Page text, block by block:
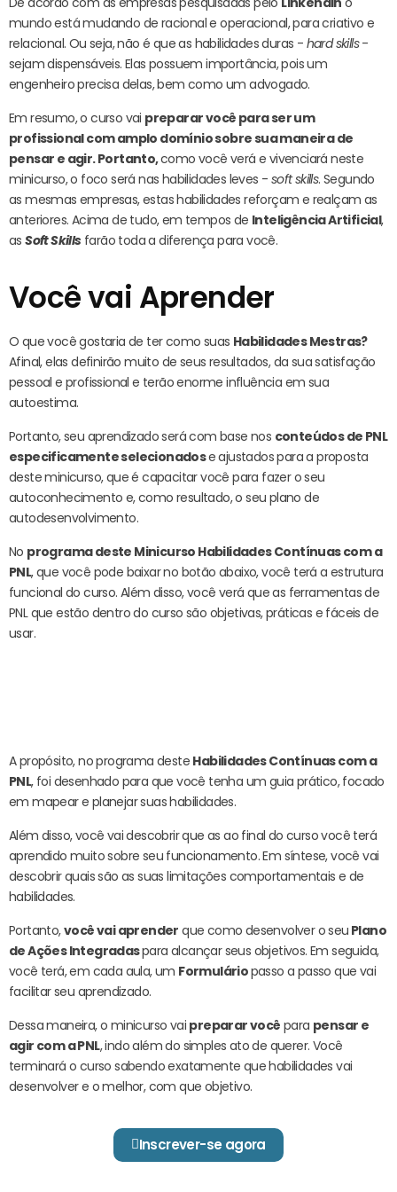
mundo está mudando de racional e operacional, para criativo e
relacional. Ou seja, não é que as habilidades duras - hard skills-
sejam dispensáveis. Elas possuem importância, pois um
engenheiro precisa delas, bem como um advogado.
Em resumo, o curso vai preparar você para ser um
profissional com amplo domínio sobre sua maneira de
pensar e agir. Portanto,como você verá e vivenciará neste
minicurso, o foco será nas habilidades leves - soft skills. Segundo
as mesmas empresas, estas habilidades reforçam e realçam as
anteriores. Acima de tudo, em tempos de Inteligência Artificial,
asSoft Skillsfarão toda a diferença para você.
Você vai Aprender
O que você gostaria de ter como suas Habilidades Mestras?
Afinal, elas definirão muito de seus resultados, da sua satisfação
pessoal e profissional e terão enorme influência em sua
autoestima.
Portanto, seu aprendizado será com base nos conteúdos de PNL
especificamente selecionadose ajustados para a proposta
deste minicurso, que é capacitar você para fazer o seu
autoconhecimento e, como resultado, o seu plano de
autodesenvolvimento.
No programa deste Minicurso Habilidades Contínuas com a
PNL, que você pode baixar no botão abaixo, você terá a estrutura
funcional do curso. Além disso, você verá que as ferramentas de
PNL que estão dentro do curso são objetivas, práticas e fáceis de
usar.
A propósito, no programa deste Habilidades Contínuas com a
PNL, foi desenhado para que você tenha um guia prático, focado
em mapear e planejar suas habilidades.
Além disso, você vai descobrir que as ao final do curso você terá
aprendido muito sobre seu funcionamento. Em síntese, você vai
descobrir quais são as suas limitações comportamentais e de
habilidades.
Portanto,você vai aprender que como desenvolver o seu Plano
de Ações Integradaspara alcançar seus objetivos. Em seguida,
você terá, em cada aula, um Formuláriopasso a passo que vai
facilitar seu aprendizado.
Dessa maneira, o minicurso vai preparar você para pensar e
agir com a PNL, indo além do simples ato de querer. Você
terminará o curso sabendo exatamente que habilidades vai
desenvolver e o melhor, com que objetivo.
Inscrever-se agora